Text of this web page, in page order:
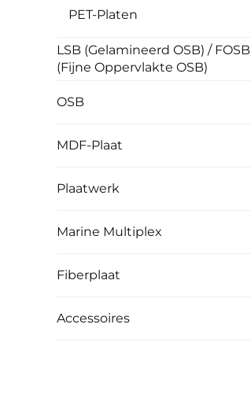
PET-Platen
LSB (Gelamineerd OSB) / FOSB
(Fijne Oppervlakte OSB)
OSB
MDF-Plaat
Plaatwerk
Marine Multiplex
Fiberplaat
Accessoires